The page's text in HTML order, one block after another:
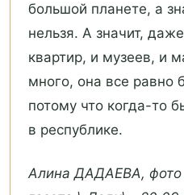
большой планете, а
нельзя. А значит,
квартир, и музеев, и
много, она все равно
потому что когда-то
в республике.
Алина ДАДАЕВА, фото